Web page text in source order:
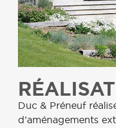
Duc & Préneuf
d’aménagements